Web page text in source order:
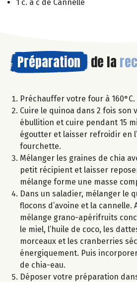
1 c. à c de Cannelle
Préparation de la
Préchauffer votre four à 160°C.
Cuire le quinoa dans 2 fois son
ébullition et cuire pendant 15
égoutter et laisser refroidir en
fourchette.
Mélanger les graines de chia
petit récipient et laisser
mélange forme une masse
Dans un saladier, mélanger le
flocons d’avoine et la cannelle.
mélange grano-apérifruits
le miel, l’huile de coco, les
morceaux et les cranberries
énergiquement. Puis
de chia-eau.
Déposer votre préparation